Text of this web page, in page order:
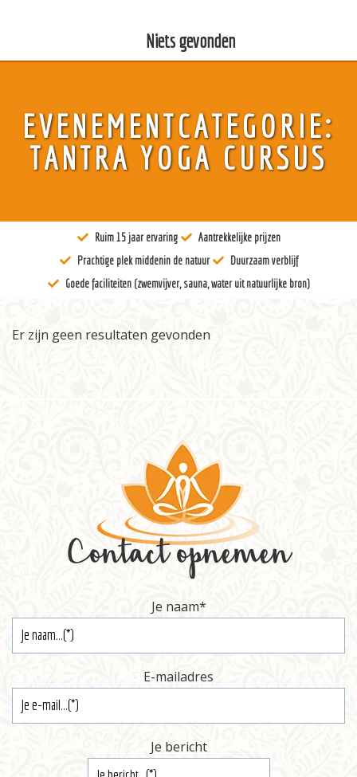
Kunst
Bewustzijn
Docenten
Verblijven
EVENEMENTCATEGORIE:
TANTRA YOGA CURSUS
Ruim 15 jaar ervaring
Aantrekkelijke prijzen
Prachtige plek middenin de natuur
Duurzaam verblijf
Goede faciliteiten (zwemvijver, sauna, water uit natuurlijke bron)
Niets gevonden
Er zijn geen resultaten gevonden
Contact opnemen
Je naam*
E-mailadres
Je bericht